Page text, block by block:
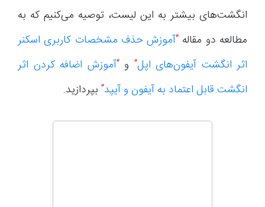
انگشت‌های بیشتر به این لیست، توصیه می‌کنیم که به
مطالعه دو مقاله “آموزش حذف مشخصات کاربری اسکنر
اثر انگشت آیفون‌های اپل“ و“آموزش اضافه کردن اثر
انگشت قابل اعتماد به آیفون و آیپد“ بپردازید.